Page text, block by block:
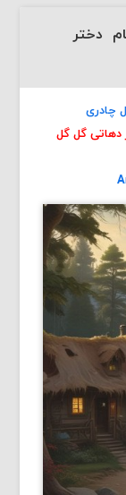
دختر
چادری
دهاتی گل گل